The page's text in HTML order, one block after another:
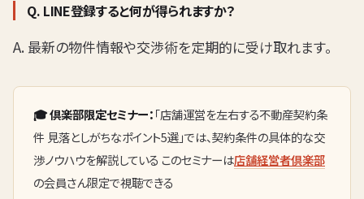
Q. LINE登録すると何が得られますか？
A. 最新の物件情報や交渉術を定期的に受け取れます。
🎓 倶楽部限定セミナー：「店舗運営を左右する不動産契約条
件 見落としがちなポイント5選」では、契約条件の具体的な交
渉ノウハウを解説している このセミナーは店舗経営者倶楽部
の会員さん限定で視聴できる